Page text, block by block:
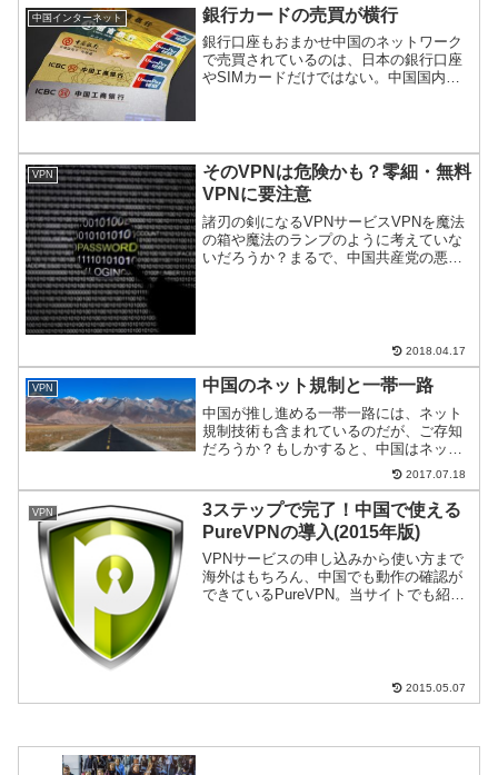
中国インターネット 銀行カードの売買が横行
銀行口座もおまかせ中国のネットワーク
で売買されているのは、日本の銀行口座
やSIMカードだけではない。中国国内の
VPN
そのVPNは危険かも？零細・無料
VPNに要注意
諸刃の剣になるVPNサービスVPNを魔法
の箱や魔法のランプのように考えていな
いだろうか？まるで、中国共産党の悪夢
2018.04.17
VPN 中国のネット規制と一帯一路
中国が推し進める一帯一路には、ネット
規制技術も含まれているのだが、ご存知
だろうか？もしかすると、中国はネット
規制技術の輸出大国になるかもしれな
2017.07.18
VPN
3ステップで完了！中国で使える
PureVPNの導入(2015年版)
VPNサービスの申し込みから使い方まで
海外はもちろん、中国でも動作の確認が
できているPureVPN。当サイトでも紹介
2015.05.07